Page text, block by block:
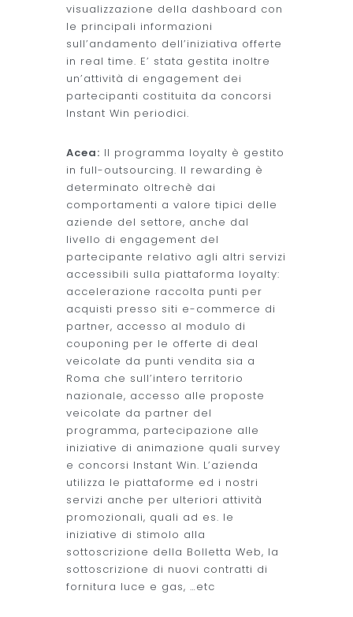
visualizzazione della dashboard con
le principali informazioni
sull’andamento dell’iniziativa offerte
in real time. E’ stata gestita inoltre
un’attività di engagement dei
partecipanti costituita da concorsi
Instant Win periodici.
Acea: Il programma loyalty è gestito
in full-outsourcing. Il rewarding è
determinato oltrechè dai
comportamenti a valore tipici delle
aziende del settore, anche dal
livello di engagement del
partecipante relativo agli altri servizi
accessibili sulla piattaforma loyalty:
accelerazione raccolta punti per
acquisti presso siti e-commerce di
partner, accesso al modulo di
couponing per le offerte di deal
veicolate da punti vendita sia a
Roma che sull’intero territorio
nazionale, accesso alle proposte
veicolate da partner del
programma, partecipazione alle
iniziative di animazione quali survey
e concorsi Instant Win. L’azienda
utilizza le piattaforme ed i nostri
servizi anche per ulteriori attività
promozionali, quali ad es. le
iniziative di stimolo alla
sottoscrizione della Bolletta Web, la
sottoscrizione di nuovi contratti di
fornitura luce e gas, …etc